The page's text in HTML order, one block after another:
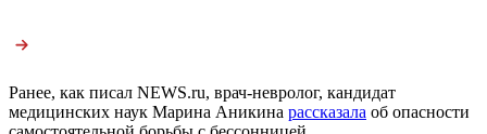
Ранее, как писал NEWS.ru, врач-невролог, кандидат
медицинских наук Марина Аникина рассказала об опасности